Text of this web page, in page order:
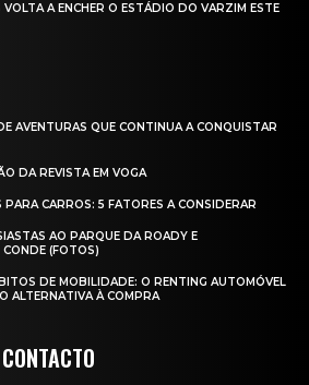
VOLTA A ENCHER O ESTÁDIO DO VARZIM ESTE
AVENTURAS QUE CONTINUA A CONQUISTAR
DA REVISTA EM VOGA
PARA CARROS: 5 FATORES A CONSIDERAR
AO PARQUE DA ROADY E
CONDE (FOTOS)
DE MOBILIDADE: O RENTING AUTOMÓVEL
ALTERNATIVA À COMPRA